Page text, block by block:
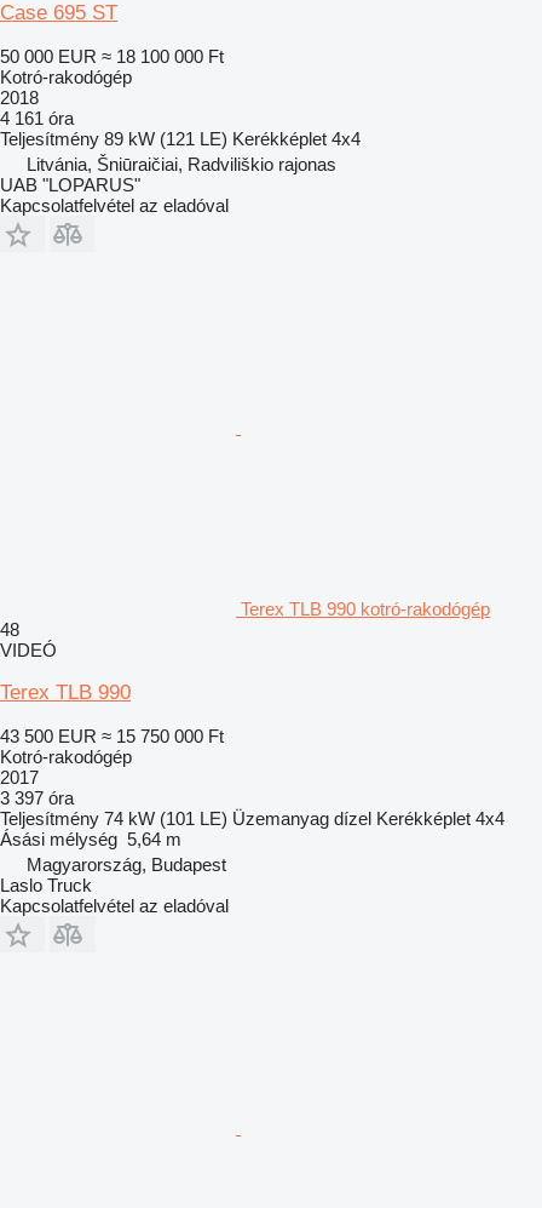
Case 695 ST
50 000 EUR ≈ 18 100 000 Ft
Kotró-rakodógép
2018
4 161 óra
Teljesítmény 89 kW (121 LE) Kerékképlet 4x4
Litvánia, Šniūraičiai, Radviliškio rajonas
UAB "LOPARUS"
Kapcsolatfelvétel az eladóval
Terex TLB 990 kotró-rakodógép
48
VIDEÓ
Terex TLB 990
43 500 EUR ≈ 15 750 000 Ft
Kotró-rakodógép
2017
3 397 óra
Teljesítmény 74 kW (101 LE) Üzemanyag dízel Kerékképlet 4x4
Ásási mélység 5,64 m
Magyarország, Budapest
Laslo Truck
Kapcsolatfelvétel az eladóval